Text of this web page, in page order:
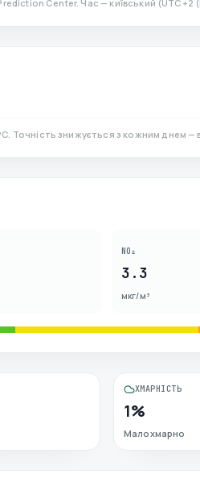
Center. Час — київський (UTC+2
Точність знижується з кожним днем
NO₂
3.3
мкг/м³
ХМАРНІСТЬ
1%
Малохмарно